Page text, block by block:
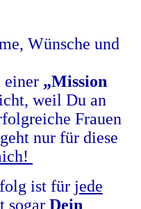
Wünsche und
einer „Mission
weil Du an
Frauen
nur für diese
!
ist für jede
sogar Dein